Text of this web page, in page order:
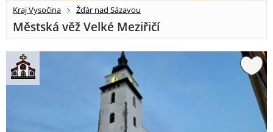
Kraj Vysočina Žďár nad Sázavou
Městská věž Velké Meziřičí